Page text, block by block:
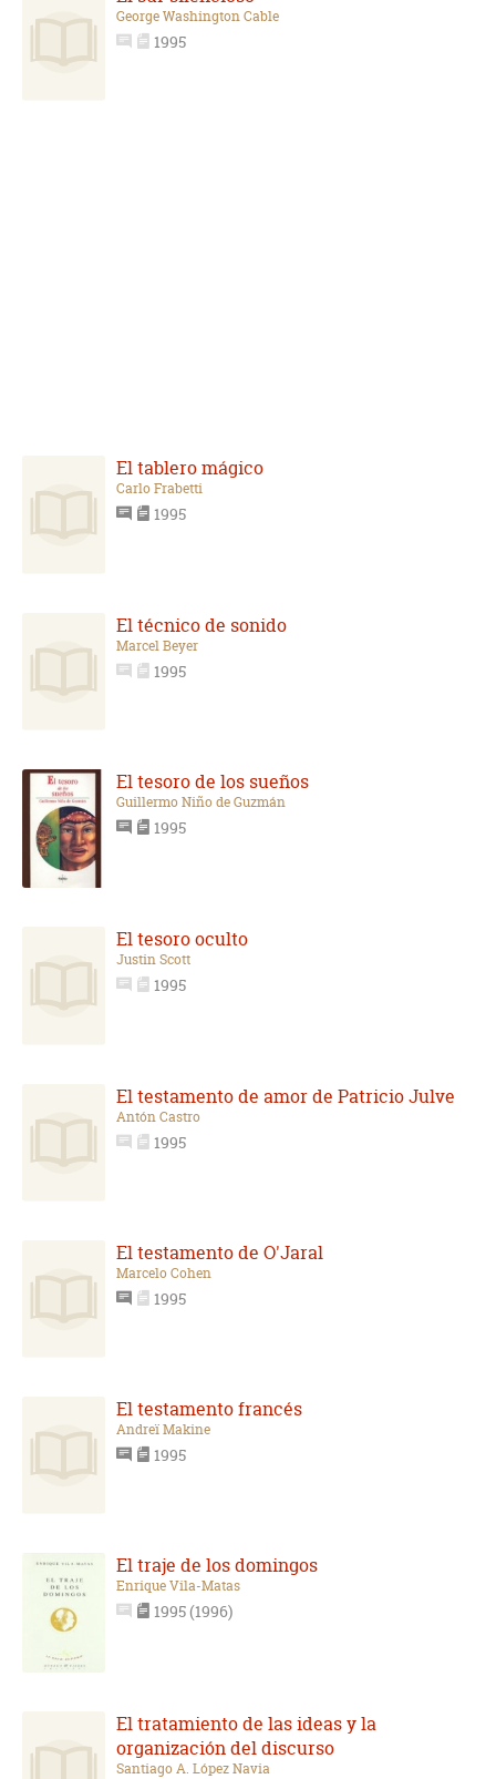
George Washington Cable
1995
El tablero mágico
Carlo Frabetti
1995
El técnico de sonido
Marcel Beyer
1995
El tesoro de los sueños
Guillermo Niño de Guzmán
1995
El tesoro oculto
Justin Scott
1995
El testamento de amor de Patricio Julve
Antón Castro
1995
El testamento de O'Jaral
Marcelo Cohen
1995
El testamento francés
Andreï Makine
1995
El traje de los domingos
Enrique Vila-Matas
1995 (1996)
El tratamiento de las ideas y la
organización del discurso
Santiago A. López Navia